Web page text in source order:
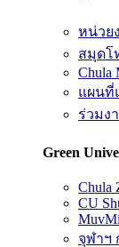
หน่วย
สมุดโ
Chula
แผนที่
ร่วมง
Green
Chula
CU
MuvMi
จุฬาฯ